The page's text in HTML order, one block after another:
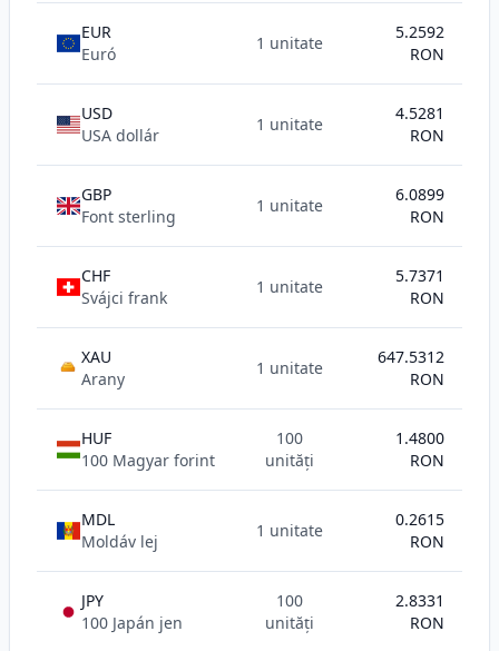
EUR
Euró
1 unitate
5.2592
RON
USD
USA dollár
1 unitate
4.5281
RON
GBP
Font sterling
1 unitate
6.0899
RON
CHF
Svájci frank
1 unitate
5.7371
RON
AU
XAU
Arany
1 unitate
647.5312
RON
HUF
100 Magyar forint
100
unități
1.4800
RON
MDL
Moldáv lej
1 unitate
0.2615
RON
JPY
100 Japán jen
100
unități
2.8331
RON